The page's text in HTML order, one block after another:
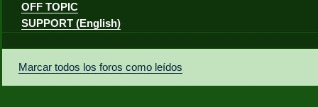
OFF TOPIC
SUPPORT (English)
Marcar todos los foros como leídos